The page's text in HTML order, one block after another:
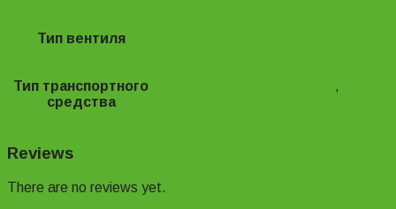
Тип вентиля
Тип транспортного
средства
,
Reviews
There are no reviews yet.